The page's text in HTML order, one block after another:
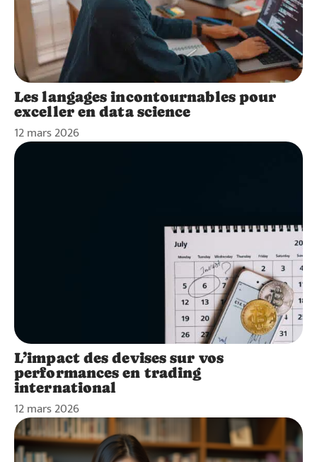
Les langages incontournables pour
exceller en data science
12 mars 2026
L’impact des devises sur vos
performances en trading
international
12 mars 2026